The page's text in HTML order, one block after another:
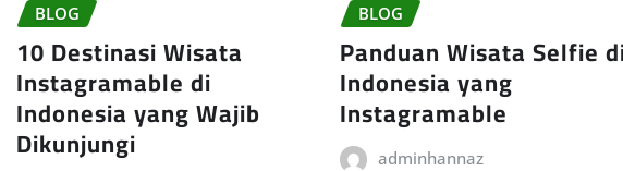
BLOG
10 Destinasi Wisata
Instagramable di
Indonesia yang Wajib
Dikunjungi
BLOG
Panduan Wisata Selfie
Indonesia yang
Instagramable
adminhannaz